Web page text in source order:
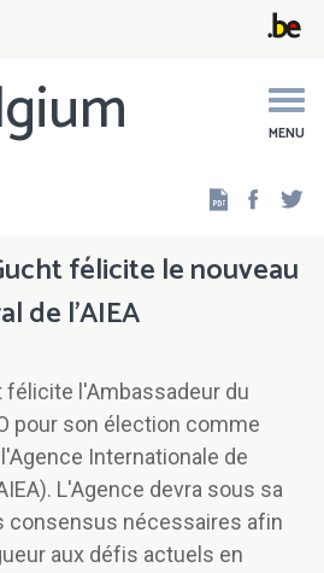
MENU
félicite le nouveau
de l'AIEA
félicite l'Ambassadeur du
pour son élection comme
Internationale de
L'Agence devra sous sa
consensus nécessaires afin
aux défis actuels en